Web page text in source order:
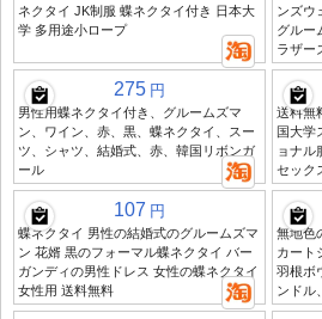
ネクタイ JK制服 蝶ネクタイ付き 日本大
学 多用途小ロープ
ンズウ
グルー
ラザー
275 円
男性用蝶ネクタイ付き、グルームズマ
ン、ワイン、赤、黒、蝶ネクタイ、スー
ツ、シャツ、結婚式、赤、韓国リボンガ
ール
送料無
国大学
ョナル
セック
107 円
蝶ネクタイ 男性の結婚式のグルームズマ
ン 花婿 黒のフォーマル蝶ネクタイ バー
ガンディの男性ドレス 女性の蝶ネクタイ
女性用 送料無料
無地色
カート
羽根ボ
ンドル